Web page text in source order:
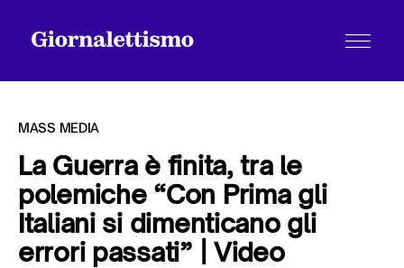
Tutti gli articoli
MASS MEDIA
La Guerra è finita, tra le
polemiche “Con Prima gli
Italiani si dimenticano gli
errori passati” | Video